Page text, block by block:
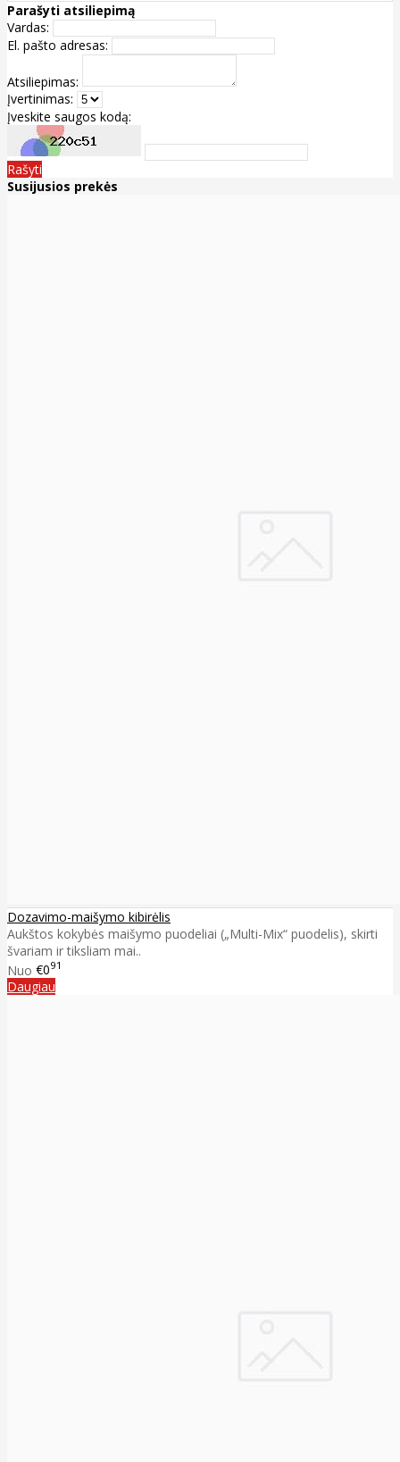
Parašyti atsiliepimą
Vardas:
El. pašto adresas:
Atsiliepimas:
Įvertinimas:
Įveskite saugos kodą:
Rašyti
Susijusios prekės
Dozavimo-maišymo kibirėlis
Aukštos kokybės maišymo puodeliai („Multi-Mix“ puodelis), skirti
švariam ir tiksliam mai..
Nuo €091
Daugiau